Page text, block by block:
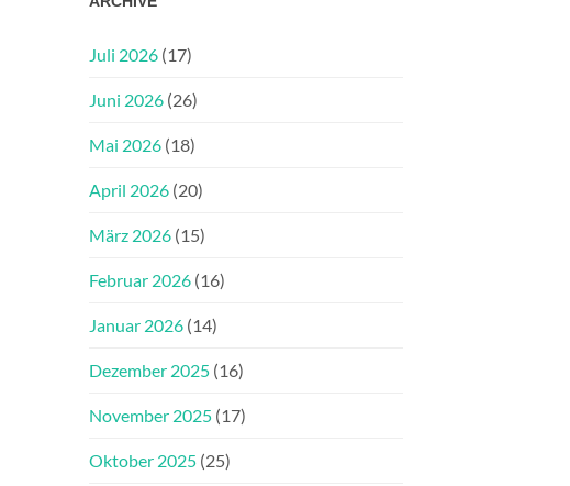
Juli 2026 (17)
Juni 2026 (26)
Mai 2026 (18)
April 2026 (20)
März 2026 (15)
Februar 2026 (16)
Januar 2026 (14)
Dezember 2025 (16)
November 2025 (17)
Oktober 2025 (25)